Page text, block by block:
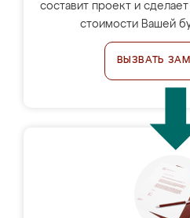
составит проект и
стоимости Вашей
ВЫЗВАТЬ